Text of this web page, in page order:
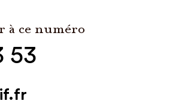
à ce numéro
53